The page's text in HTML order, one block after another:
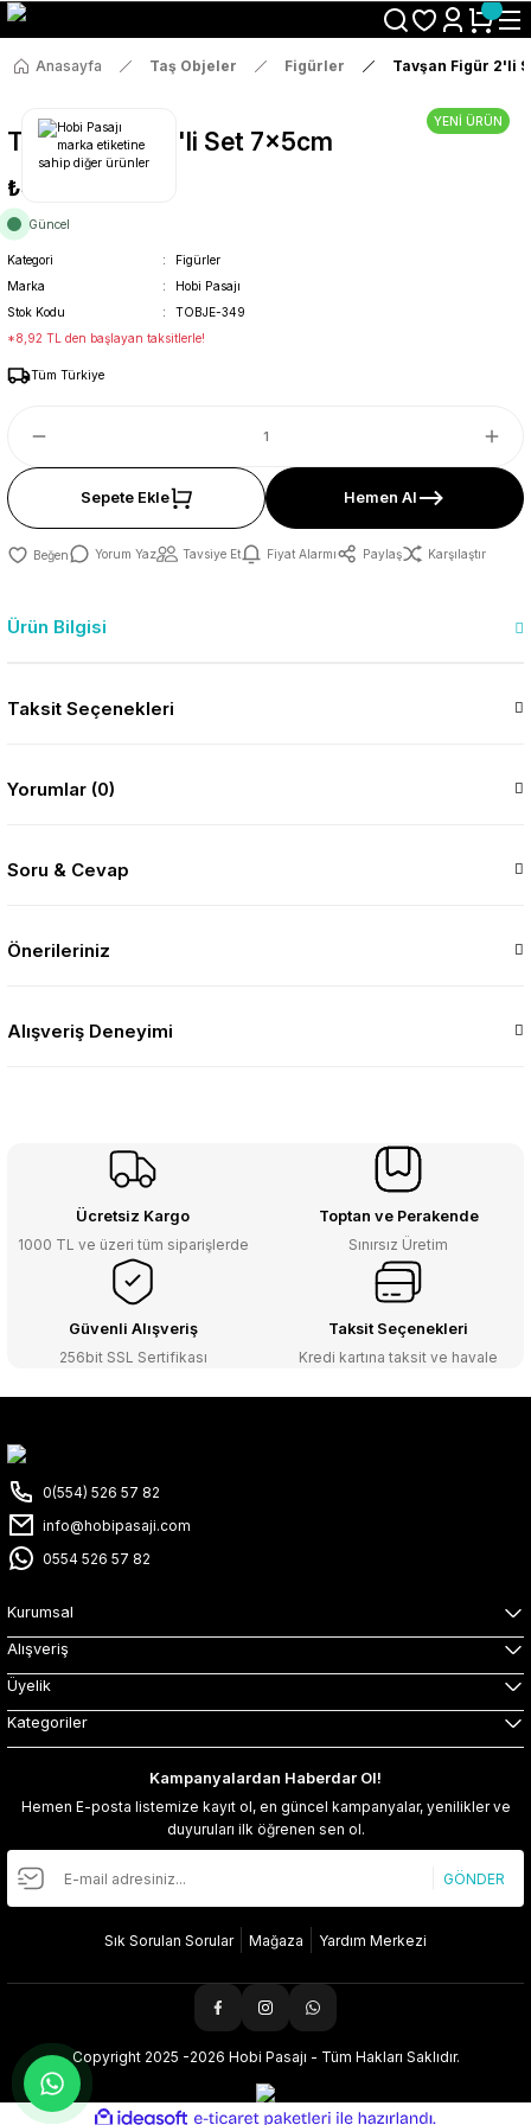
Size Özel "HG10" Koduyla Sepette Hemen %10 İndirimi Kaçırma
Anasayfa Taş Objeler Figürler Tavşan Figür 2'li
YENİ ÜRÜN
Tavşan Figür 2'li Set 7x5cm
₺47
Güncel
Kategori
Figürler
Marka
Hobi Pasajı
Stok Kodu
TOBJE-349
*8,92 TL den başlayan taksitlerle!
Tüm Türkiye
Sepete Ekle Hemen Al
Yorum Yaz Tavsiye Et Fiyat Alarmı Paylaş Karşılaştır
Ürün Bilgisi
Taksit Seçenekleri
Yorumlar (0)
Soru & Cevap
Önerileriniz
Alışveriş Deneyimi
Ücretsiz Kargo
1000 TL ve üzeri tüm siparişlerde
Toptan ve Perakende
Sınırsız Üretim
Güvenli Alışveriş
256bit SSL Sertifikası
Taksit Seçenekleri
Kredi kartına taksit ve havale
0(554) 526 57 82
info@hobipasaji.com
0554 526 57 82
Kurumsal
Alışveriş
Üyelik
Kategoriler
Kampanyalardan Haberdar Ol!
Hemen E-posta listemize kayıt ol, en güncel kampanyalar, yenilikler ve
duyuruları ilk öğrenen sen ol.
GÖNDER
Sık Sorulan Sorular Mağaza Yardım Merkezi
Copyright 2025 -2026 Hobi Pasajı - Tüm Hakları Saklıdır.
ideasoft e-